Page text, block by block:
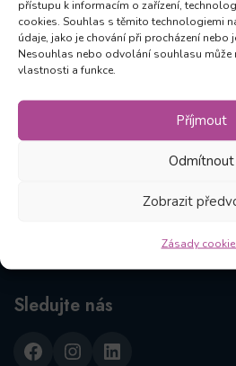
přístupu k informacím o zařízení,
cookies. Souhlas s těmito technologiemi
údaje, jako je chování při procházení nebo
Nesouhlas nebo odvolání souhlasu může
vlastnosti a funkce.
Příjmout
Odmítnout
Zobrazit
Zásady
Kliknutím na Odebírat souhlasíte,
zasílat novinky v souladu s našimi
Sledujte nás
Facebook
Instagram
LinkedIn